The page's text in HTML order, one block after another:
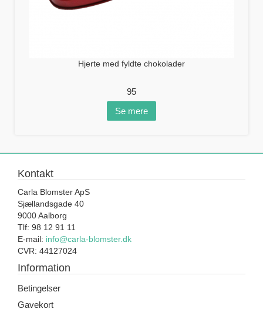
Hjerte med fyldte chokolader
95
Se mere
Kontakt
Carla Blomster ApS
Sjællandsgade 40
9000 Aalborg
Tlf: 98 12 91 11
E-mail: info@carla-blomster.dk
CVR: 44127024
Information
Betingelser
Gavekort